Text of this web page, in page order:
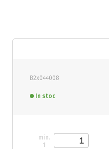
B2x044008
In stoc
min.
1